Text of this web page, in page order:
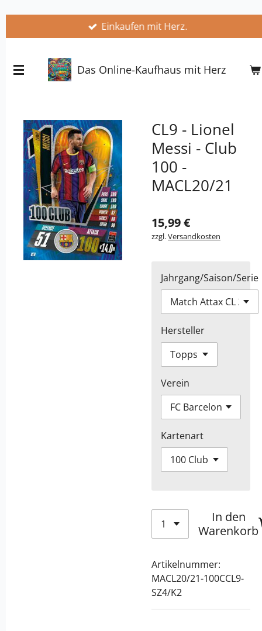
springen
Einkaufen mit Herz.
Das Online-Kaufhaus mit Herz
CL9 - Lionel
Messi - Club
100 -
MACL20/21
15,99 €
zzgl.Versandkosten
Jahrgang/Saison/Serie
Hersteller
Verein
Kartenart
In den
Warenkorb
Artikelnummer:
MACL20/21-100CCL9-
SZ4/K2